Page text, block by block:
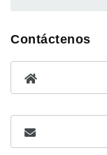
Contáctenos